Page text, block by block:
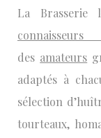
La
des amateurs
adaptés à
sélection
tourteaux,